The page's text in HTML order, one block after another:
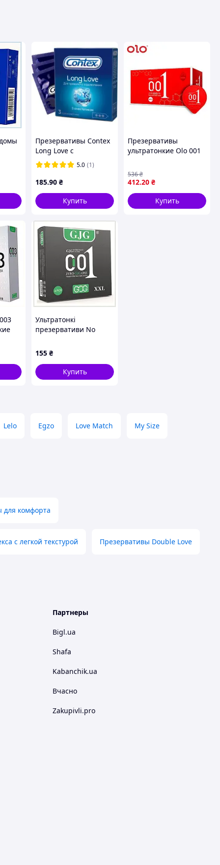
Презервативы Contex
Long Love с
анестетиком
латексные с силикон.
смазкой 3 шт.
5.0 (1)
185.90 ₴
Купить
Презервативы
ультратонкие Olo 001
контрацепция 10 штук
латексные средства
тонкие
412.20 ₴
536₴
Купить
Ультратонкі
презервативи No
шт (2104619052)
9029A6M15
155 ₴
Купить
Lelo Egzo Love Match My Size
для комфорта
с легкой текстурой Презервативы Double Love
Партнеры
Bigl.ua
Shafa
Kabanchik.ua
Вчасно
Zakupivli.pro